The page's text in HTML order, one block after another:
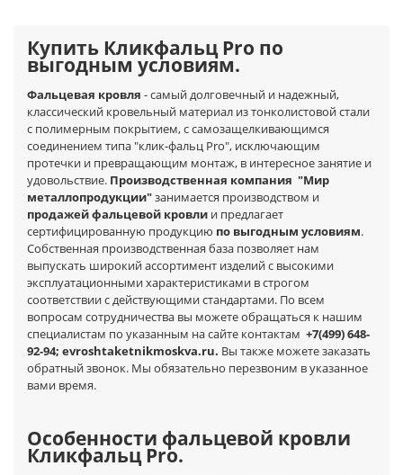
Купить Кликфальц Pro по
выгодным условиям.
Фальцевая кровля - самый долговечный и надежный,
классический кровельный материал из тонколистовой стали
с полимерным покрытием, с самозащелкивающимся
соединением типа "клик-фальц Pro", исключающим
протечки и превращающим монтаж, в интересное занятие и
удовольствие. Производственная компания "Мир
металлопродукции"занимается производством и
продажей фальцевой кровли и предлагает
сертифицированную продукцию по выгодным условиям.
Собственная производственная база позволяет нам
выпускать широкий ассортимент изделий с высокими
эксплуатационными характеристиками в строгом
соответствии с действующими стандартами. По всем
вопросам сотрудничества вы можете обращаться к нашим
специалистам по указанным на сайте контактам +7(499) 648-
92-94; evroshtaketnikmoskva.ru. Вы также можете заказать
обратный звонок. Мы обязательно перезвоним в указанное
вами время.
Особенности фальцевой кровли
Кликфальц Pro.